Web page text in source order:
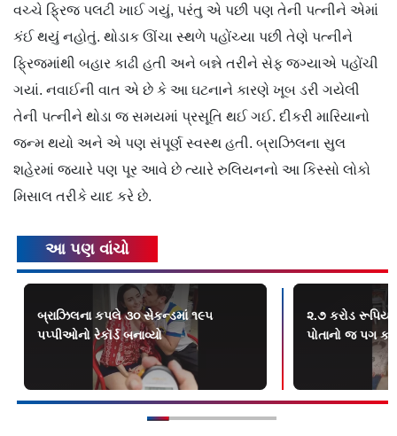
વચ્ચે ફ્રિજ પલટી ખાઈ ગયું, પરંતુ એ પછી પણ તેની પત્નીને એમાં
કંઈ થયું નહોતું. થોડાક ઊંચા સ્થળે પહોંચ્યા પછી તેણે પત્નીને
ફ્રિજમાંથી બહાર કાઢી હતી અને બન્ને તરીને સેફ જગ્યાએ પહોંચી
ગયાં. નવાઈની વાત એ છે કે આ ઘટનાને કારણે ખૂબ ડરી ગયેલી
તેની પત્નીને થોડા જ સમયમાં પ્રસૂતિ થઈ ગઈ. દીકરી મારિયાનો
જન્મ થયો અને એ પણ સંપૂર્ણ સ્વસ્થ હતી. બ્રાઝિલના સુલ
શહેરમાં જ્યારે પણ પૂર આવે છે ત્યારે રુલિયનનો આ કિસ્સો લોકો
મિસાલ તરીકે યાદ કરે છે.
આ પણ વાંચો
બ્રાઝિલના કપલે ૩૦ સેકન્ડમાં ૧૯૫
પપ્પીઓનો રેકૉર્ડ બનાવ્યો
૨.૭ કરોડ
પોતાનો જ પગ